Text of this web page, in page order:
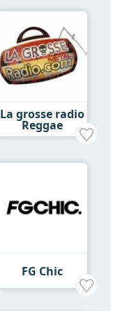
La grosse radio
Reggae
FG Chic